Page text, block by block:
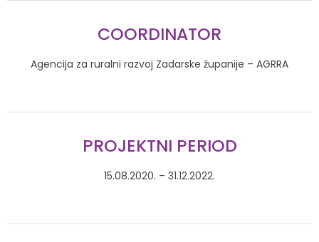
COORDINATOR
Agencija za ruralni razvoj Zadarske županije – AGRRA
PROJEKTNI PERIOD
15.08.2020. – 31.12.2022.